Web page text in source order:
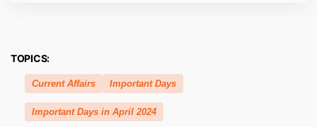
TOPICS:
Current Affairs Important Days
Important Days in April 2024